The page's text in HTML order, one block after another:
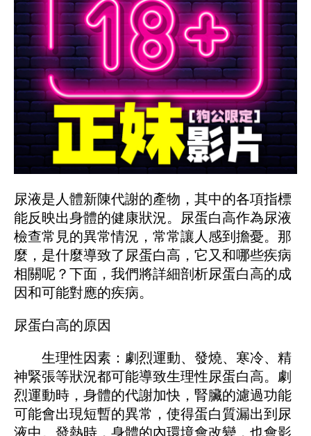
尿液是人體新陳代謝的產物，其中的各項指標
能反映出身體的健康狀況。尿蛋白高作為尿液
檢查常見的異常情況，常常讓人感到擔憂。那
麼，是什麼導致了尿蛋白高，它又和哪些疾病
相關呢？下面，我們將詳細剖析尿蛋白高的成
因和可能對應的疾病。
尿蛋白高的原因
生理性因素：劇烈運動、發燒、寒冷、精
神緊張等狀況都可能導致生理性尿蛋白高。劇
烈運動時，身體的代謝加快，腎臟的濾過功能
可能會出現短暫的異常，使得蛋白質漏出到尿
液中。發熱時，身體的內環境會改變，也會影